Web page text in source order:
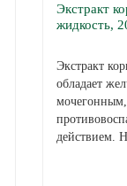
Экстракт
жидкость,
Экстракт
обладает
мочегонным,
действием.